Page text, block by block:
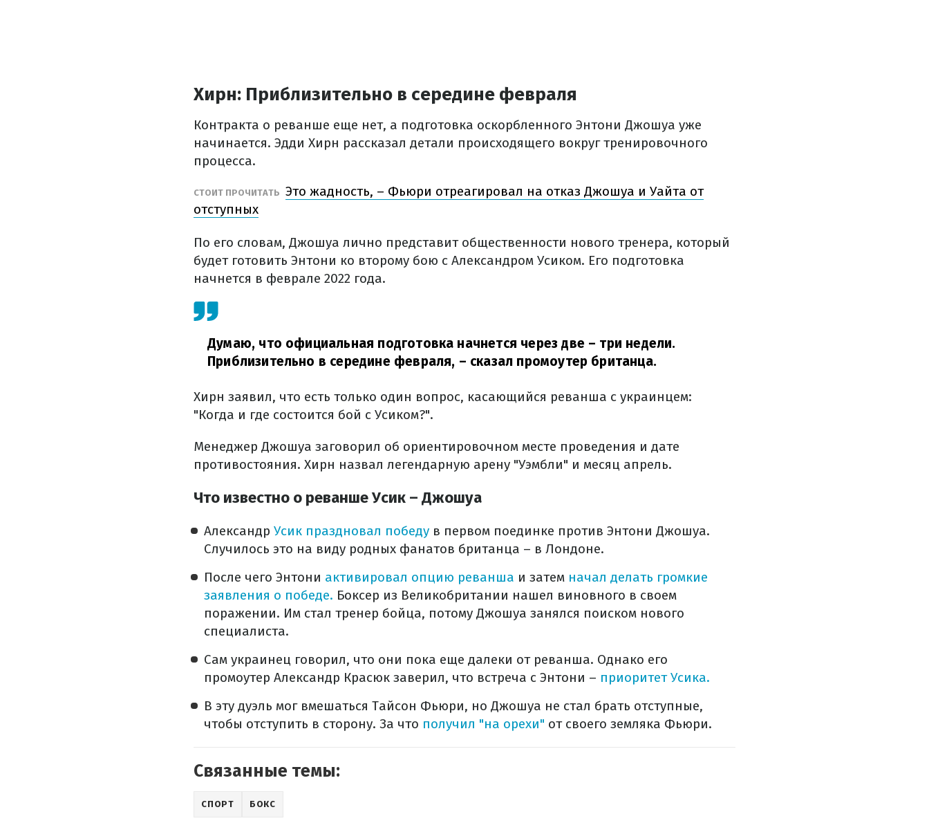
Хирн: Приблизительно в середине февраля
Контракта о реванше еще нет, а подготовка оскорбленного Энтони Джошуа уже
начинается. Эдди Хирн рассказал детали происходящего вокруг тренировочного
процесса.
СТОИТ ПРОЧИТАТЬ Это жадность, – Фьюри отреагировал на отказ Джошуа и Уайта от
отступных
По его словам, Джошуа лично представит общественности нового тренера, который
будет готовить Энтони ко второму бою с Александром Усиком. Его подготовка
начнется в феврале 2022 года.
Думаю, что официальная подготовка начнется через две – три недели.
Приблизительно в середине февраля, – сказал промоутер британца.
Хирн заявил, что есть только один вопрос, касающийся реванша с украинцем:
"Когда и где состоится бой с Усиком?".
Менеджер Джошуа заговорил об ориентировочном месте проведения и дате
противостояния. Хирн назвал легендарную арену "Уэмбли" и месяц апрель.
Что известно о реванше Усик – Джошуа
Александр Усик праздновал победу в первом поединке против Энтони Джошуа.
Случилось это на виду родных фанатов британца – в Лондоне.
После чего Энтони активировал опцию реванша и затем начал делать громкие
заявления о победе. Боксер из Великобритании нашел виновного в своем
поражении. Им стал тренер бойца, потому Джошуа занялся поиском нового
специалиста.
Сам украинец говорил, что они пока еще далеки от реванша. Однако его
промоутер Александр Красюк заверил, что встреча с Энтони – приоритет Усика.
В эту дуэль мог вмешаться Тайсон Фьюри, но Джошуа не стал брать отступные,
чтобы отступить в сторону. За что получил "на орехи" от своего земляка Фьюри.
Связанные темы:
СПОРТ БОКС